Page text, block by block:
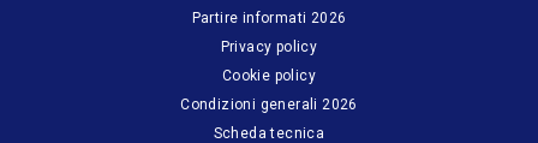
Partire informati 2026
Privacy policy
Cookie policy
Condizioni generali 2026
Scheda tecnica